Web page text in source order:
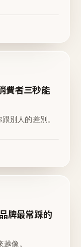
費者三秒能
別人的差別。
牌最常踩的
像。